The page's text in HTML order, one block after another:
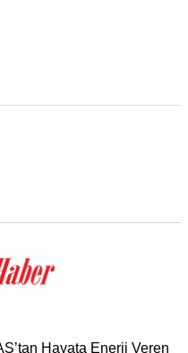
Hayata Enerji Veren